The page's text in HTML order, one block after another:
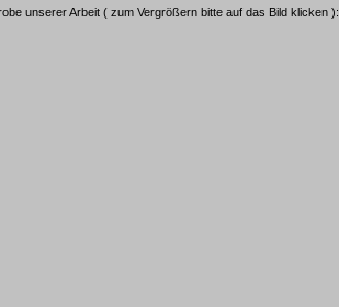
unserer Arbeit ( zum Vergrößern bitte auf das Bild klicken ):